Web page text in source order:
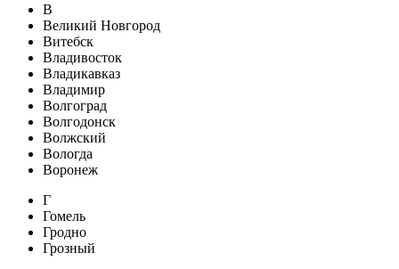
В
Великий Новгород
Витебск
Владивосток
Владикавказ
Владимир
Волгоград
Волгодонск
Волжский
Вологда
Воронеж
Г
Гомель
Гродно
Грозный